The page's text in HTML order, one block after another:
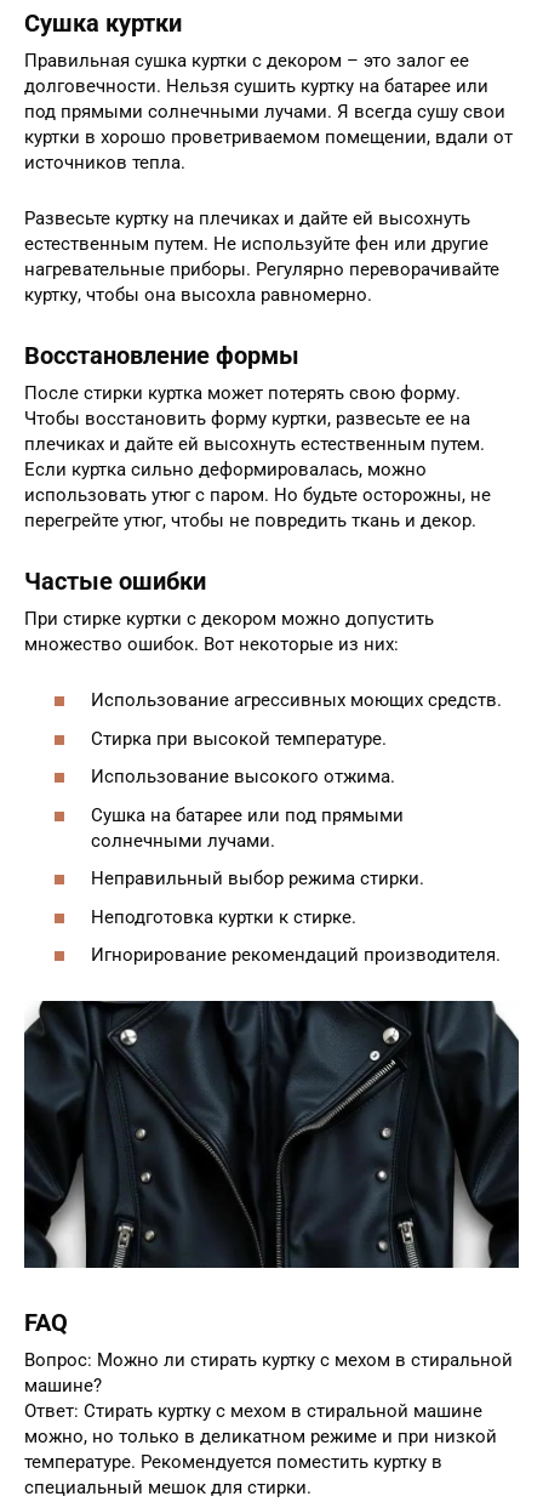
Сушка куртки
Правильная сушка куртки с декором – это залог ее
долговечности. Нельзя сушить куртку на батарее или
под прямыми солнечными лучами. Я всегда сушу свои
куртки в хорошо проветриваемом помещении, вдали от
источников тепла.
Развесьте куртку на плечиках и дайте ей высохнуть
естественным путем. Не используйте фен или другие
нагревательные приборы. Регулярно переворачивайте
куртку, чтобы она высохла равномерно.
Восстановление формы
После стирки куртка может потерять свою форму.
Чтобы восстановить форму куртки, развесьте ее на
плечиках и дайте ей высохнуть естественным путем.
Если куртка сильно деформировалась, можно
использовать утюг с паром. Но будьте осторожны, не
перегрейте утюг, чтобы не повредить ткань и декор.
Частые ошибки
При стирке куртки с декором можно допустить
множество ошибок. Вот некоторые из них:
Использование агрессивных моющих средств.
Стирка при высокой температуре.
Использование высокого отжима.
Сушка на батарее или под прямыми
солнечными лучами.
Неправильный выбор режима стирки.
Неподготовка куртки к стирке.
Игнорирование рекомендаций производителя.
FAQ
Вопрос: Можно ли стирать куртку с мехом в стиральной
машине?
Ответ: Стирать куртку с мехом в стиральной машине
можно, но только в деликатном режиме и при низкой
температуре. Рекомендуется поместить куртку в
специальный мешок для стирки.